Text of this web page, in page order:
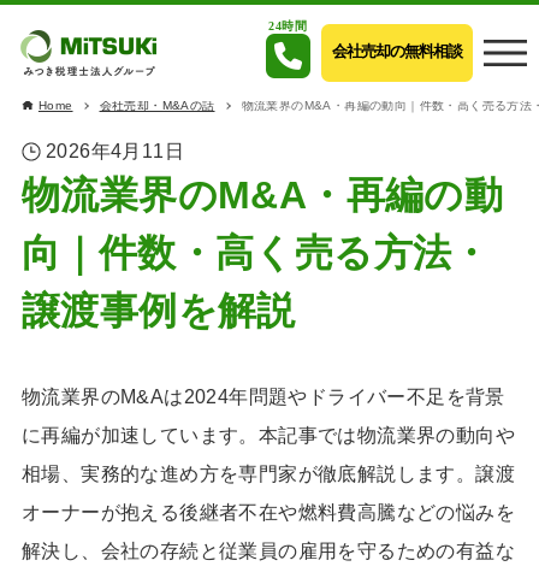
24時間
会社売却の無料相談
Home 会社売却・M&Aの話 物流業界のM&A・再編の動向｜件数・高く売る方法
2026年4月11日
物流業界のM&A・再編の動
向｜件数・高く売る方法・
譲渡事例を解説
物流業界のM&Aは2024年問題やドライバー不足を背景
に再編が加速しています。本記事では物流業界の動向や
相場、実務的な進め方を専門家が徹底解説します。譲渡
オーナーが抱える後継者不在や燃料費高騰などの悩みを
解決し、会社の存続と従業員の雇用を守るための有益な